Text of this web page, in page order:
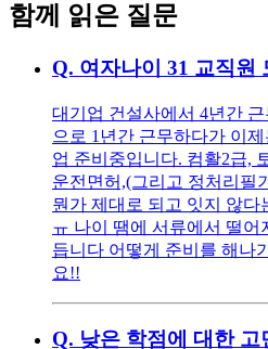
함께 읽은 질문
Q. 여자나이 31 교직원
대기업 건설사에서 4년간
으로 1년간 근무하다가 이
업 준비중입니다. 컴활2급,
운전면허,(그리고 정처리필
뭔가 제대로 되고 잇지 않다
ㅠ 나이 땜에 서류에서 떨
듭니다 어떻게 준비를 해나
요!!
Q. 낮은 학점에 대한